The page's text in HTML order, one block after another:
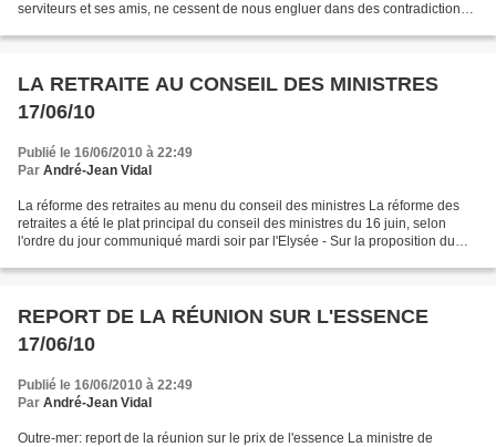
serviteurs et ses amis, ne cessent de nous engluer dans des contradictions
LA RETRAITE AU CONSEIL DES MINISTRES
17/06/10
Publié le 16/06/2010 à 22:49
Par André-Jean Vidal
La réforme des retraites au menu du conseil des ministres La réforme des
retraites a été le plat principal du conseil des ministres du 16 juin, selon
l'ordre du jour communiqué mardi soir par l'Elysée - Sur la proposition du
REPORT DE LA RÉUNION SUR L'ESSENCE
17/06/10
Publié le 16/06/2010 à 22:49
Par André-Jean Vidal
Outre-mer: report de la réunion sur le prix de l'essence La ministre de